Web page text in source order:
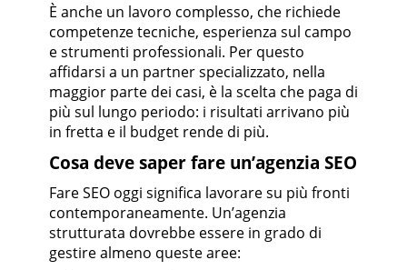
È anche un lavoro complesso, che richiede
competenze tecniche, esperienza sul campo
e strumenti professionali. Per questo
affidarsi a un partner specializzato, nella
maggior parte dei casi, è la scelta che paga di
più sul lungo periodo: i risultati arrivano più
in fretta e il budget rende di più.
Cosa deve saper fare un’agenzia SEO
Fare SEO oggi significa lavorare su più fronti
contemporaneamente. Un’agenzia
strutturata dovrebbe essere in grado di
gestire almeno queste aree: